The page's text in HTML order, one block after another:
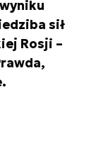
sił
Rosji –